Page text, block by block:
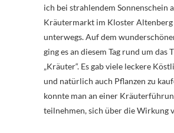
ich bei strahlendem Sonnenschein
Kräutermarkt im Kloster
unterwegs. Auf dem
ging es an diesem Tag rund um das
„Kräuter“. Es gab viele leckere
und natürlich auch Pflanzen zu
konnte man an einer
teilnehmen, sich über die Wirkung